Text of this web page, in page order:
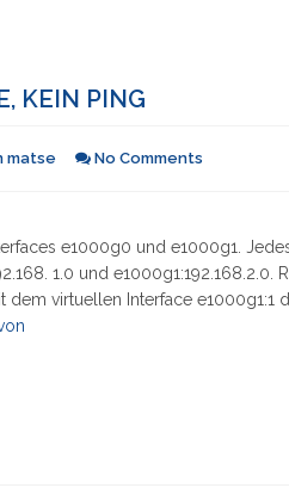
KEIN PING
matse No Comments
e1000g0 und e1000g1.
1.0 und e1000g1:192.168.2.0.
virtuellen Interface e1000g1:1